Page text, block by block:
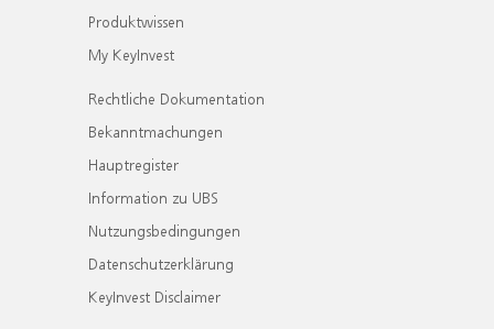
Produktwissen
My KeyInvest
Rechtliche Dokumentation
Bekanntmachungen
Hauptregister
Information zu UBS
Nutzungsbedingungen
Datenschutzerklärung
KeyInvest Disclaimer